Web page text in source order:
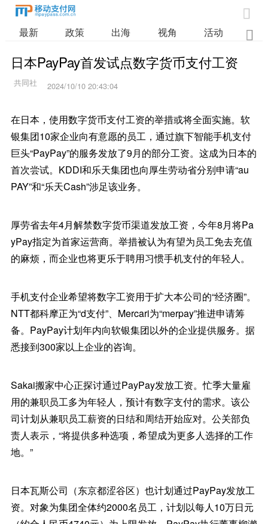

最新 政策 出海 视角 活动 业

日本PayPay首发试点数字货币支付工资
2024/10/10 20:43:04
在日本，使用数字货币支付工资的举措或将全面实施。软
银集团10家企业向有意愿的员工，通过旗下智能手机支付
巨头“PayPay”的服务发放了9月的部分工资。这成为日本的
首次尝试。KDDI和乐天集团也向厚生劳动省分别申请“au
PAY”和“乐天Cash”涉足该业务。
厚劳省去年4月解禁数字货币渠道发放工资，今年8月将Pa
yPay指定为首家运营商。举措被认为有望为员工免去充值
的麻烦，而企业也将更乐于聘用习惯手机支付的年轻人。
手机支付企业希望将数字工资用于扩大本公司的“经济圈”。
NTT都科摩正为“d支付”、Mercari为“merpay”推进申请筹
备。PayPay计划年内向软银集团以外的企业提供服务。据
悉接到300家以上企业的咨询。
Sakai搬家中心正探讨通过PayPay发放工资。忙季大量雇
用的兼职员工多为年轻人，预计有数字支付的需求。该公
司计划从兼职员工薪资的日结和周结开始应对。公关部负
责人表示，“将提供多种选项，希望成为更多人选择的工作
地。”
日本瓦斯公司（东京都涩谷区）也计划通过PayPay发放工
资。对象为集团全体约2000名员工，计划以每人10万日元